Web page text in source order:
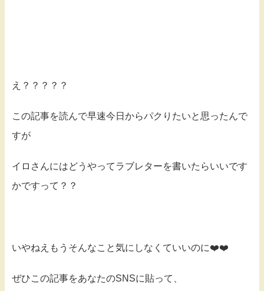
え？？？？？
この記事を読んで早速今日からパクりたいと思ったんで
すが
イロさんにはどうやってラブレターを書いたらいいです
かですって？？
いやねえもうそんなこと気にしなくていいのに❤️❤️
ぜひこの記事をあなたのSNSに貼って、